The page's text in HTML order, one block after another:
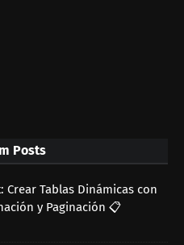
Posts
Crear Tablas Dinámicas con
y Paginación 📋